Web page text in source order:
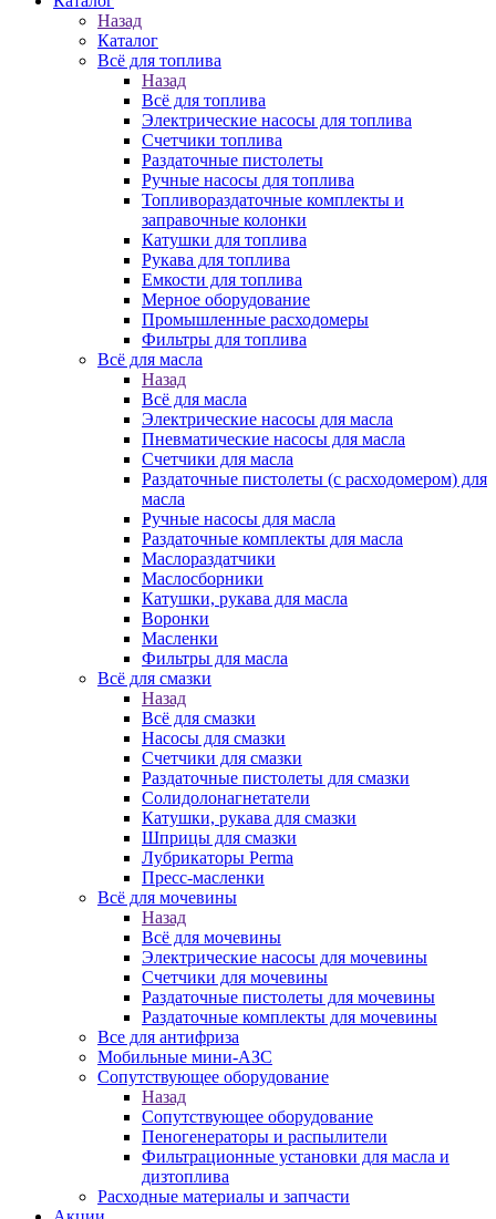
Назад
Каталог
Всё для топлива
Назад
Всё для топлива
Электрические насосы для топлива
Счетчики топлива
Раздаточные пистолеты
Ручные насосы для топлива
Топливораздаточные комплекты и
заправочные колонки
Катушки для топлива
Рукава для топлива
Емкости для топлива
Мерное оборудование
Промышленные расходомеры
Фильтры для топлива
Всё для масла
Назад
Всё для масла
Электрические насосы для масла
Пневматические насосы для масла
Счетчики для масла
Раздаточные пистолеты (с расходомером) для
масла
Ручные насосы для масла
Раздаточные комплекты для масла
Маслораздатчики
Маслосборники
Катушки, рукава для масла
Воронки
Масленки
Фильтры для масла
Всё для смазки
Назад
Всё для смазки
Насосы для смазки
Счетчики для смазки
Раздаточные пистолеты для смазки
Солидолонагнетатели
Катушки, рукава для смазки
Шприцы для смазки
Лубрикаторы Perma
Пресс-масленки
Всё для мочевины
Назад
Всё для мочевины
Электрические насосы для мочевины
Счетчики для мочевины
Раздаточные пистолеты для мочевины
Раздаточные комплекты для мочевины
Все для антифриза
Мобильные мини-АЗС
Сопутствующее оборудование
Назад
Сопутствующее оборудование
Пеногенераторы и распылители
Фильтрационные установки для масла и
дизтоплива
Расходные материалы и запчасти